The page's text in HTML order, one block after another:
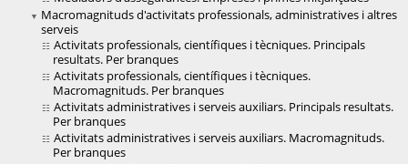
Macromagnituds d'activitats professionals, administratives i altres
serveis
Activitats professionals, científiques i tècniques. Principals
resultats. Per branques
Activitats professionals, científiques i tècniques.
Macromagnituds. Per branques
Activitats administratives i serveis auxiliars. Principals resultats.
Per branques
Activitats administratives i serveis auxiliars. Macromagnituds.
Per branques